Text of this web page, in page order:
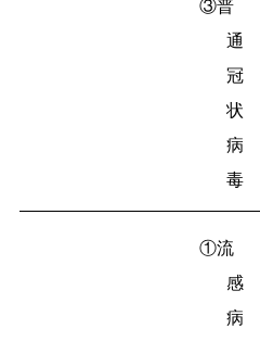
③普
通
冠
状
病
毒
①流
感
病